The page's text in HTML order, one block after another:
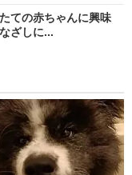
ての赤ちゃんに興味
ざしに...